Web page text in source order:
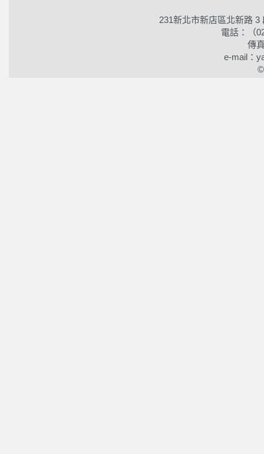
231新北市新店區北新路
電話：（
傳
e-mail：